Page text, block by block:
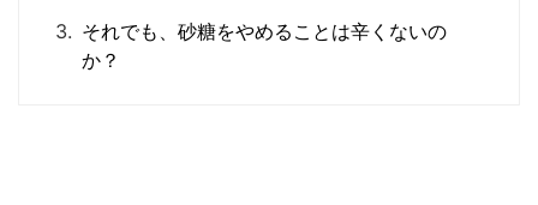
それでも、砂糖をやめることは辛くないの
か？